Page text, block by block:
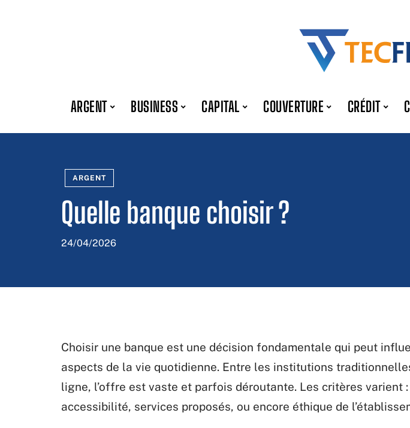
ARGENT BUSINESS CAPITAL COUVERTURE CRÉDIT
ARGENT
Quelle banque choisir ?
24/04/2026
Choisir une banque est une décision fondamentale qui peut
aspects de la vie quotidienne. Entre les institutions
ligne, l’offre est vaste et parfois déroutante. Les critères varient
accessibilité, services proposés, ou encore éthique de